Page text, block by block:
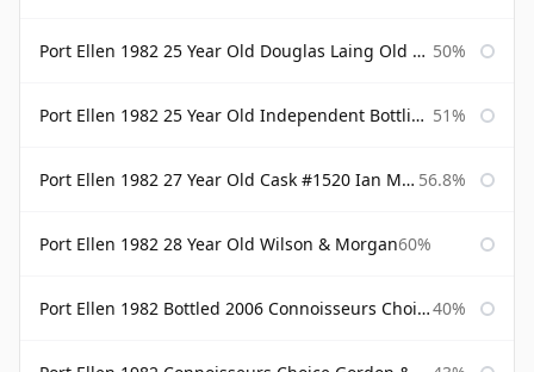
Port Ellen 1982 25 Year Old Douglas Laing Old Malt Cask 50%
Port Ellen 1982 25 Year Old Independent Bottling Bottled 2007 51%
Port Ellen 1982 27 Year Old Cask #1520 Ian Macleod Chieftain 56.8%
Port Ellen 1982 28 Year Old Wilson & Morgan60%
Port Ellen 1982 Bottled 2006 Connoisseurs Choice Gordon & Macphail 40%